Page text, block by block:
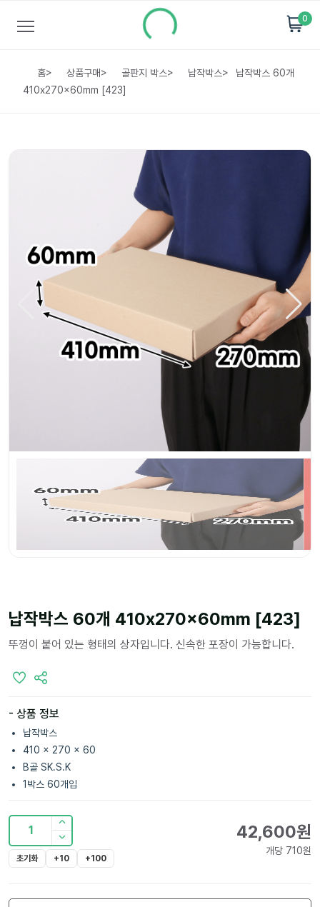
0
홈> 상품구매> 골판지 박스> 납작박스>
납작박스 60개
410x270x60mm [423]
납작박스 60개 410x270x60mm [423]
뚜껑이 붙어 있는 형태의 상자입니다. 신속한 포장이 가능합니다.
- 상품 정보
납작박스
410 x 270 x 60
B골 SK.S.K
1박스 60개입
1
초기화 +10 +100
42,600원
개당 710원